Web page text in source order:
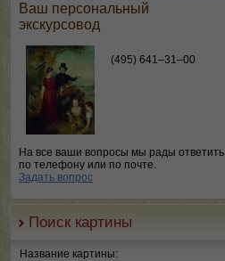
Ваш персональный
экскурсовод
(495) 641–31–00
На все ваши вопросы мы рады ответить
по телефону или по почте.
Задать вопрос
Поиск картины
Название картины: